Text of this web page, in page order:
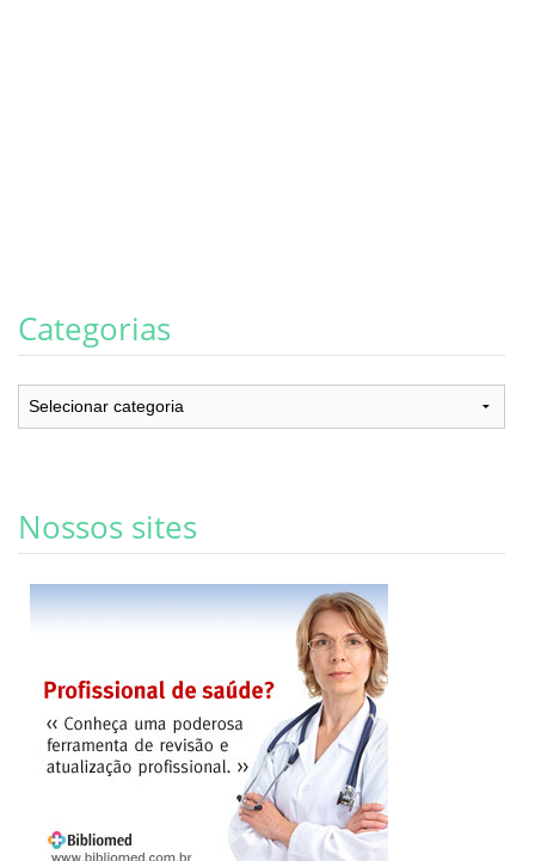
Categorias
Categorias
Nossos sites